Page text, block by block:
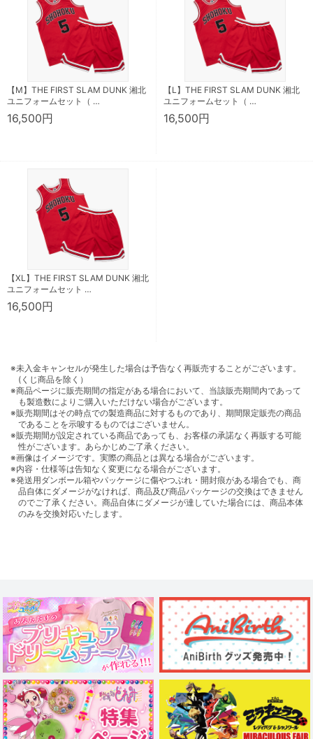
【M】THE FIRST SLAM DUNK 湘北
ユニフォームセット（ …
16,500円
【L】THE FIRST SLAM DUNK 湘北
ユニフォームセット（ …
16,500円
【XL】THE FIRST SLAM DUNK 湘北
ユニフォームセット …
16,500円
※未入金キャンセルが発生した場合は予告なく再販売することがございます。
(くじ商品を除く）
※商品ページに販売期間の指定がある場合において、当該販売期間内であって
も製造数によりご購入いただけない場合がございます。
※販売期間はその時点での製造商品に対するものであり、期間限定販売の商品
であることを示唆するものではございません。
※販売期間が設定されている商品であっても、お客様の承諾なく再販する可能
性がございます。あらかじめご了承ください。
※画像はイメージです。実際の商品とは異なる場合がございます。
※内容・仕様等は告知なく変更になる場合がございます。
※発送用ダンボール箱やパッケージに傷やつぶれ・開封痕がある場合でも、商
品自体にダメージがなければ、商品及び商品パッケージの交換はできません
のでご了承ください。商品自体にダメージが達していた場合には、商品本体
のみを交換対応いたします。